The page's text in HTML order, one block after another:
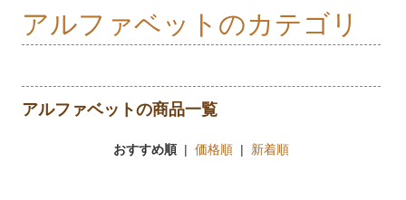
アルファベットのカテゴリ
アルファベットの商品一覧
おすすめ順| 価格順| 新着順